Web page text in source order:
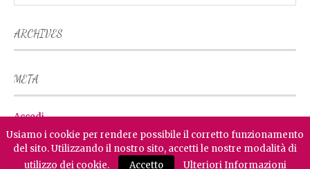
ARCHIVES
META
Accedi
Copyright © Osteria al Fogher Snc - P.IVA 00712590256 - Loc. Spert, 88 - 32010
Farra d'Alpago (BL) - Tel. +39.0437.472008 -
info@osteriaalfogher.it- Powered by
Usiamo i cookie per rendere possibile il corretto funzionamento
del sito. Utilizzando il nostro sito, accetti le nostre modalità di
utilizzo dei cookie.
Accetto Ulteriori Informazioni